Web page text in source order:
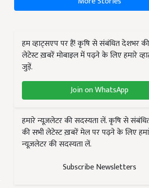
हम व्हाट्सएप पर हैं! कृषि से संबंधित देशभर
लेटेस्ट ख़बरें मोबाइल में पढ़ने के लिए हमारे
जुड़ें.
Join on WhatsApp
हमारे न्यूज़लेटर की सदस्यता लें. कृषि से
की सभी लेटेस्ट ख़बरें मेल पर पढ़ने के लिए
न्यूज़लेटर की सदस्यता लें.
Subscribe Newsletters